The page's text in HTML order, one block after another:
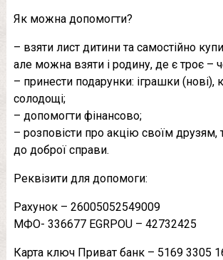
Як можна допомогти?
– взяти лист дитини та самостійно
але можна взяти і родину, де є троє –
– принести подарунки: іграшки (нові),
солодощі;
– допомогти фінансово;
– розповісти про акцію своїм друзям,
до доброї справи.
Реквізити для допомоги:
Рахунок – 26005052549009
МФО- 336677 EGRPOU – 42732425
Карта ключ Приват банк – 5169 3305